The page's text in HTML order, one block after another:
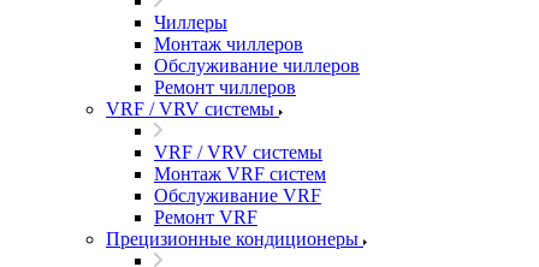
Чиллеры
Монтаж чиллеров
Обслуживание чиллеров
Ремонт чиллеров
VRF / VRV системы
VRF / VRV системы
Монтаж VRF систем
Обслуживание VRF
Ремонт VRF
Прецизионные кондиционеры